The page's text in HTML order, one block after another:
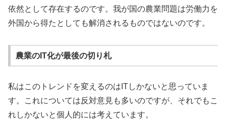
依然として存在するのです。我が国の農業問題は労働力を
外国から得たとしても解消されるものではないのです。
農業のIT化が最後の切り札
私はこのトレンドを変えるのはITしかないと思っていま
す。これについては反対意見も多いのですが、それでもこ
れしかないと個人的には考えています。